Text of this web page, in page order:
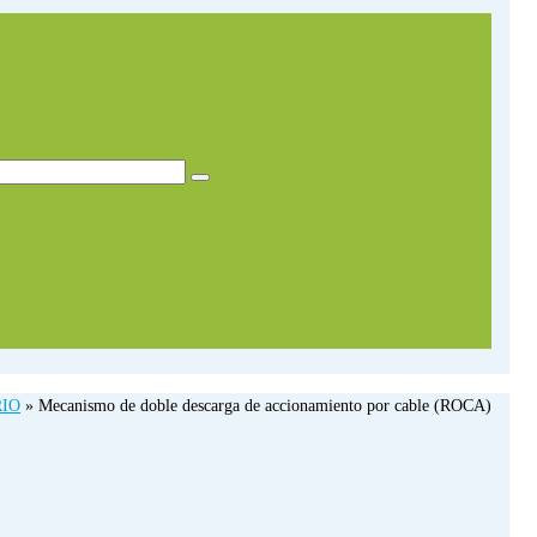
» Mecanismo de doble descarga de accionamiento por cable (ROCA)